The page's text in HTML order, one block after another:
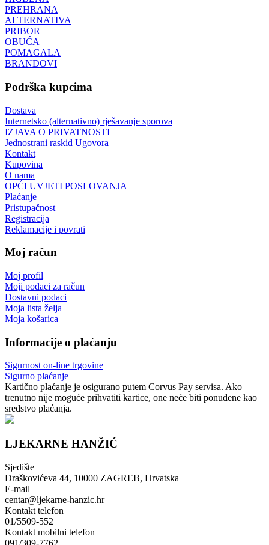
PREHRANA
ALTERNATIVA
PRIBOR
OBUĆA
POMAGALA
BRANDOVI
Podrška kupcima
Dostava
Internetsko (alternativno) rješavanje sporova
IZJAVA O PRIVATNOSTI
Jednostrani raskid Ugovora
Kontakt
Kupovina
O nama
OPĆI UVJETI POSLOVANJA
Plaćanje
Pristupačnost
Registracija
Reklamacije i povrati
Moj račun
Moj profil
Moji podaci za račun
Dostavni podaci
Moja lista želja
Moja košarica
Informacije o plaćanju
Sigurnost on-line trgovine
Sigurno plaćanje
Kartično plaćanje je osigurano putem Corvus Pay servisa. Ako
trenutno nije moguće prihvatiti kartice, one neće biti ponuđene kao
sredstvo plaćanja.
LJEKARNE HANŽIĆ
Sjedište
Draškovićeva 44, 10000 ZAGREB, Hrvatska
E-mail
centar@ljekarne-hanzic.hr
Kontakt telefon
01/5509-552
Kontakt mobilni telefon
091/309-7762